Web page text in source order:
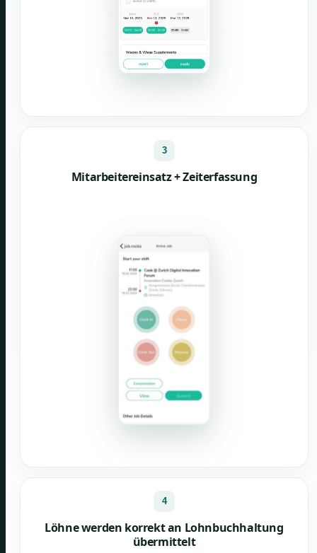
3
Mitarbeitereinsatz + Zeiterfassung
4
Löhne werden korrekt an Lohnbuchhaltung
übermittelt